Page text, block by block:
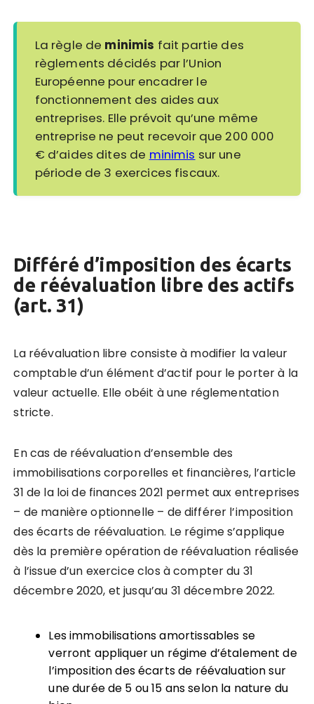
La règle de minimis fait partie des
règlements décidés par l’Union
Européenne pour encadrer le
fonctionnement des aides aux
entreprises. Elle prévoit qu’une même
entreprise ne peut recevoir que 200 000
€ d’aides dites de minimis sur une
période de 3 exercices fiscaux.
Différé d ’imposition des écarts
de réévaluation libre des actifs
(art. 31)
La réévaluation libre consiste à modifier la valeur
comptable d’un élément d’actif pour le porter à la
valeur actuelle. Elle obéit à une réglementation
stricte.
En cas de réévaluation d’ensemble des
immobilisations corporelles et financières, l’article
31 de la loi de finances 2021 permet aux entreprises
– de manière optionnelle – de différer l’imposition
des écarts de réévaluation. Le régime s’applique
dès la première opération de réévaluation réalisée
à l’issue d’un exercice clos à compter du 31
décembre 2020, et jusqu’au 31 décembre 2022.
Les immobilisations amortissables se
verront appliquer un régime d’étalement de
l’imposition des écarts de réévaluation sur
une durée de 5 ou 15 ans selon la nature du